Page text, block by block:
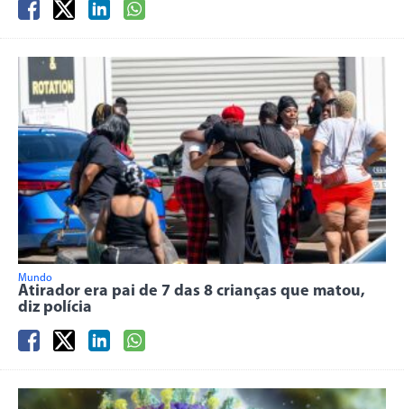
Mundo
Atirador era pai de 7 das 8 crianças que matou,
diz polícia